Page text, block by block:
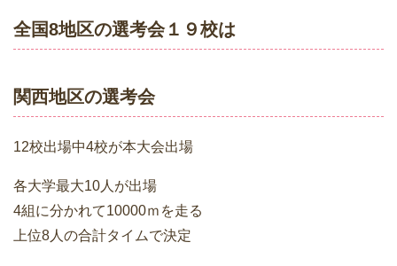
全国8地区の選考会１９校は
関西地区の選考会
12校出場中4校が本大会出場
各大学最大10人が出場
4組に分かれて10000ｍを走る
上位8人の合計タイムで決定